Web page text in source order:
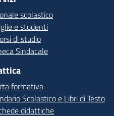
scolastico
e studenti
di studio
Sindacale
formativa
Scolastico e Libri di Testo
didattiche